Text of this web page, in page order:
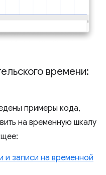
времени:
примеры кода,
на временную шкалу
и записи на временной